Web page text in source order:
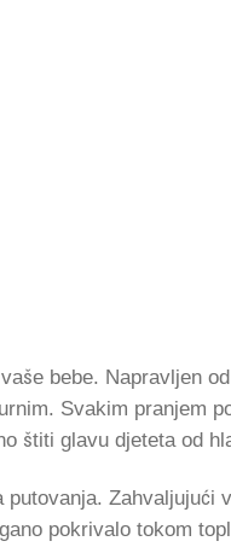
bebe. Napravljen
Svakim pranjem
štiti glavu djeteta od
pokrivalo tokom